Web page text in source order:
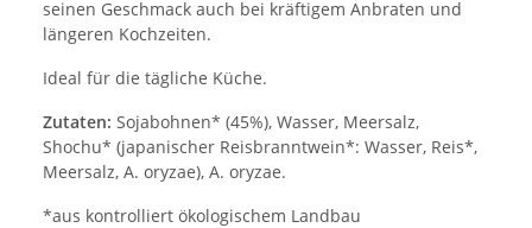
seinen Geschmack auch bei kräftigem Anbraten und
längeren Kochzeiten.
Ideal für die tägliche Küche.
Zutaten: Sojabohnen* (45%), Wasser, Meersalz,
Shochu* (japanischer Reisbranntwein*: Wasser, Reis*,
Meersalz, A. oryzae), A. oryzae.
*aus kontrolliert ökologischem Landbau